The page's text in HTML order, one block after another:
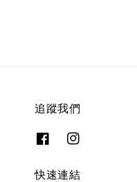
追蹤我們
快速連結